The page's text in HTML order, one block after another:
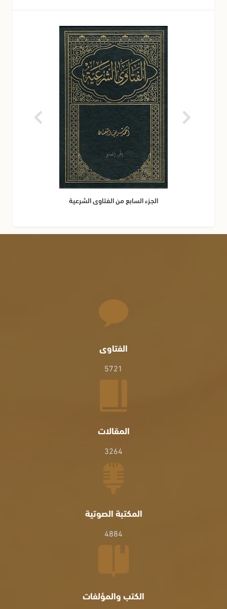
الجزء السابع من الفتاوى الشرعية
الفتاوى
5721
المقالات
3264
المكتبة الصوتية
4884
الكتب والمؤلفات